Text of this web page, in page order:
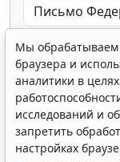
Мы
браузера и
аналитики в
исследований и
запретить
настройках